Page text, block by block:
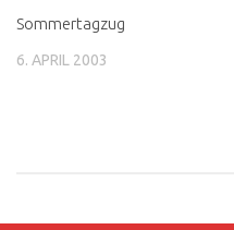
Sommertagzug
6. APRIL 2003